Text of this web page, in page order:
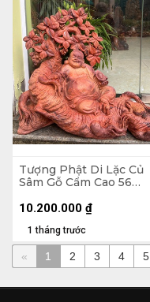
Tượng Phật Di Lặc Củ
Sâm Gỗ Cẩm Cao 56
1 tháng trước
10.200.000 ₫
« 1 2 3 4 5